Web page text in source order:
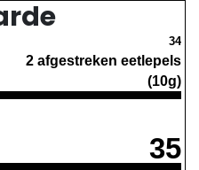
34
2 afgestreken eetlepels
(10g)
35